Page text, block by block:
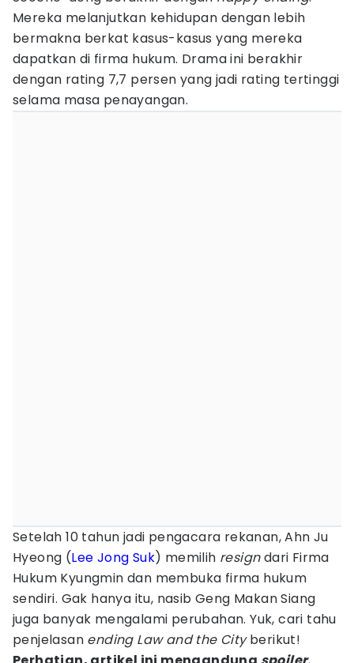
Mereka melanjutkan kehidupan dengan lebih
bermakna berkat kasus-kasus yang mereka
dapatkan di firma hukum. Drama ini berakhir
dengan rating 7,7 persen yang jadi rating tertinggi
selama masa penayangan.
Setelah 10 tahun jadi pengacara rekanan, Ahn Ju
Hyeong (Lee Jong Suk) memilih resigndari Firma
Hukum Kyungmin dan membuka firma hukum
sendiri. Gak hanya itu, nasib Geng Makan Siang
juga banyak mengalami perubahan. Yuk, cari tahu
penjelasan ending Law and the Cityberikut!